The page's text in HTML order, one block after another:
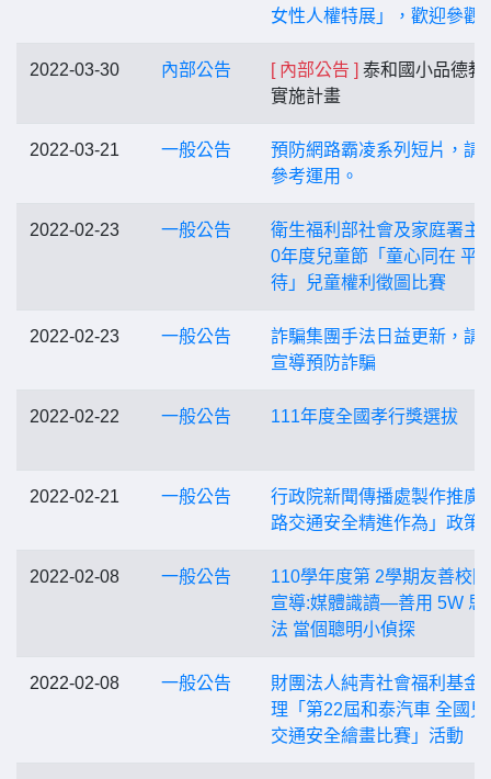
女性人權特展」，歡迎參觀
2022-03-30 內部公告 [ 內部公告 ] 泰和國小品德教
實施計畫
2022-03-21 一般公告
預防網路霸凌系列短片，請
參考運用。
2022-02-23 一般公告
衛生福利部社會及家庭署主
0年度兒童節「童心同在 平
待」兒童權利徵圖比賽
2022-02-23 一般公告
詐騙集團手法日益更新，請
宣導預防詐騙
2022-02-22 一般公告 111年度全國孝行獎選拔
2022-02-21 一般公告
行政院新聞傳播處製作推廣
路交通安全精進作為」政策
2022-02-08 一般公告
110學年度第 2學期友善校
宣導:媒體識讀—善用 5W 思
法 當個聰明小偵探
2022-02-08 一般公告
財團法人純青社會福利基金
理「第22屆和泰汽車 全國兒
交通安全繪畫比賽」活動